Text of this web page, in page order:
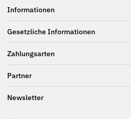
Informationen
Gesetzliche Informationen
Zahlungsarten
Partner
Newsletter